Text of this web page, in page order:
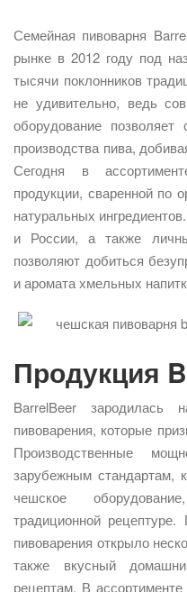
Семейная пивоварня
рынке в 2012 году под
тысячи поклонников
не удивительно, ведь
оборудование
производства пива,
Сегодня в
продукции, сваренной по
натуральных
и России, а также
позволяют добиться
и аромата хмельных
Продукция
BarrelBeer зародилась
пивоварения, которые
Производственные
зарубежным стандартам,
чешское
традиционной
пивоварения открыло
также вкусный
рецептам. В